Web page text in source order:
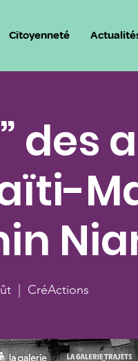
Citoyenneté
des
CréActions